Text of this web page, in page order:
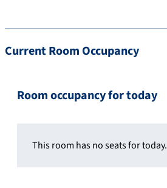
Current Room Occupancy
Room occupancy for today
This room has no seats for today.